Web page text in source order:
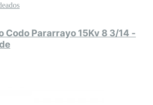
Codo Pararrayo 15Kv 8 3/14 -